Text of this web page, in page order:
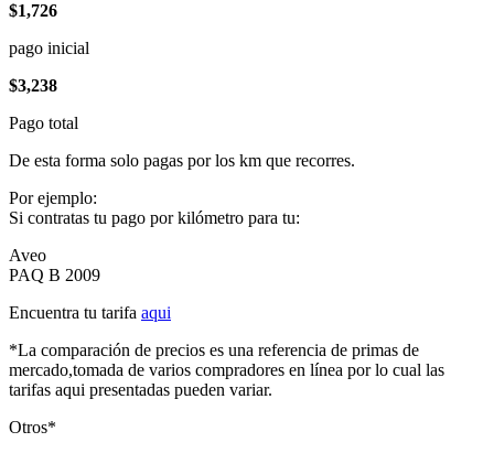
$1,726
pago inicial
$3,238
Pago total
De esta forma solo pagas por los km que recorres.
Por ejemplo:
Si contratas tu pago por kilómetro para tu:
Aveo
PAQ B 2009
Encuentra tu tarifa aqui
*La comparación de precios es una referencia de primas de
mercado,tomada de varios compradores en línea por lo cual las
tarifas aqui presentadas pueden variar.
Otros*